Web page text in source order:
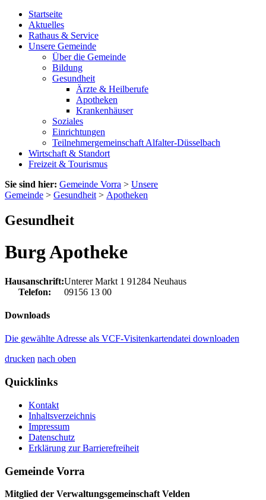
Startseite
Aktuelles
Rathaus & Service
Unsere Gemeinde
Über die Gemeinde
Bildung
Gesundheit
Ärzte & Heilberufe
Apotheken
Krankenhäuser
Soziales
Einrichtungen
Teilnehmergemeinschaft Alfalter-Düsselbach
Wirtschaft & Standort
Freizeit & Tourismus
Sie sind hier: Gemeinde Vorra > Unsere
Gemeinde > Gesundheit > Apotheken
Gesundheit
Burg Apotheke
Hausanschrift:Unterer Markt 1 91284 Neuhaus
Telefon:
09156 13 00
Downloads
Die gewählte Adresse als VCF-Visitenkartendatei downloaden
drucken nach oben
Quicklinks
Kontakt
Inhaltsverzeichnis
Impressum
Datenschutz
Erklärung zur Barrierefreiheit
Gemeinde Vorra
Mitglied der Verwaltungsgemeinschaft Velden